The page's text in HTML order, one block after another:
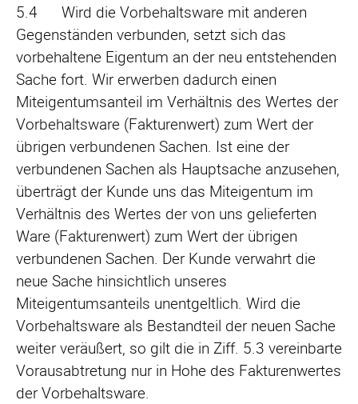
5.4 Wird die Vorbehaltsware mit anderen
Gegenständen verbunden, setzt sich das
vorbehaltene Eigentum an der neu entstehenden
Sache fort. Wir erwerben dadurch einen
Miteigentumsanteil im Verhältnis des Wertes der
Vorbehaltsware (Fakturenwert) zum Wert der
übrigen verbundenen Sachen. Ist eine der
verbundenen Sachen als Hauptsache anzusehen,
überträgt der Kunde uns das Miteigentum im
Verhältnis des Wertes der von uns gelieferten
Ware (Fakturenwert) zum Wert der übrigen
verbundenen Sachen. Der Kunde verwahrt die
neue Sache hinsichtlich unseres
Miteigentumsanteils unentgeltlich. Wird die
Vorbehaltsware als Bestandteil der neuen Sache
weiter veräußert, so gilt die in Ziff. 5.3 vereinbarte
Vorausabtretung nur in Hohe des Fakturenwertes
der Vorbehaltsware.